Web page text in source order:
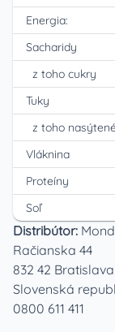
Energia:
Sacharidy
z toho cukry
Tuky
z toho
Vláknina
Proteíny
Soľ
Distribútor:
Račianska 44
832 42 Bratislava
Slovenská
0800 611 411